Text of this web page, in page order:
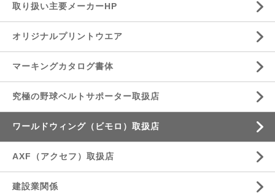
取り扱い主要メーカーHP
オリジナルプリントウエア
マーキングカタログ書体
究極の野球ベルトサポーター取扱店
ワールドウィング（ビモロ）取扱店
AXF（アクセフ）取扱店
建設業関係